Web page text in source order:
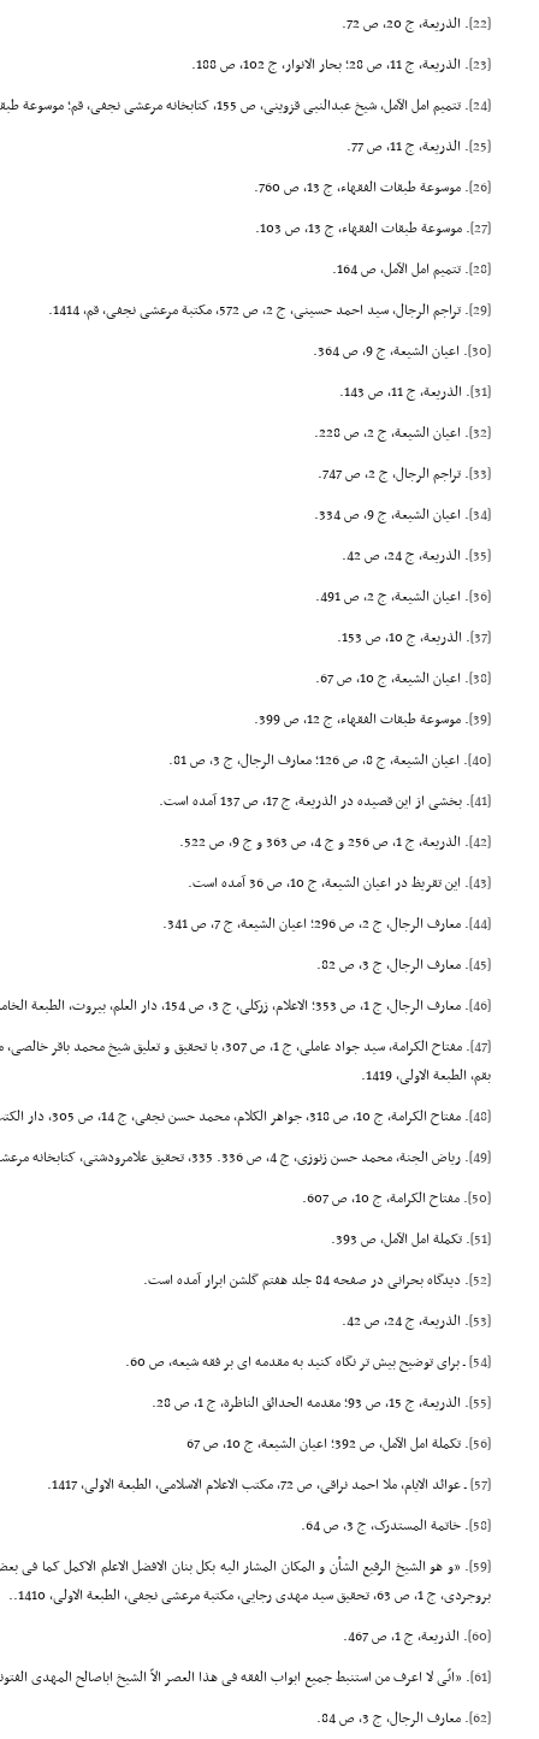
[22]
. الذریعة، ج 20، ص 72.
[23]
. الذریعة، ج 11، ص 28؛ بحار الانوار، ج 102، ص 188.
[24]
. تتمیم امل الآمل، شیخ عبدالنبی قزوینی، ص 155، کتابخانه مرعشی نجفی، قم؛ موسوعة طبقات الفقهاء، ج 13، ص 581.
[25]
. الذریعة، ج 11، ص 77.
[26]
. موسوعة طبقات الفقهاء، ج 13، ص 760.
[27]
. موسوعة طبقات الفقهاء، ج 13، ص 103.
[28]
. تتمیم امل الآمل، ص 164.
[29]
. تراجم الرجال، سید احمد حسینی، ج 2، ص 572، مکتبة مرعشی نجفی، قم، 1414.
[30]
. اعیان الشیعة، ج 9، ص 364.
[31]
. الذریعة، ج 11، ص 143.
[32]
. اعیان الشیعة، ج 2، ص 228.
[33]
. تراجم الرجال، ج 2، ص 747.
[34]
. اعیان الشیعة، ج 9، ص 334.
[35]
. الذریعة، ج 24، ص 42.
[36]
. اعیان الشیعة، ج 2، ص 491.
[37]
. الذریعة، ج 10، ص 153.
[38]
. اعیان الشیعة، ج 10، ص 67.
[39]
. موسوعة طبقات الفقهاء، ج 12، ص 399.
[40]
. اعیان الشیعة، ج 8، ص 126؛ معارف الرجال، ج 3، ص 81.
[41]
. بخشی از این قصیده در الذریعة، ج 17، ص 137 آمده است.
[42]
. الذریعة، ج 1، ص 256 و ج 4، ص 363 و ج 9، ص 522.
[43]
. این تقریظ در اعیان الشیعة، ج 10، ص 36 آمده است.
[44]
. معارف الرجال، ج 2، ص 296؛ اعیان الشیعة، ج 7، ص 341.
[45]
. معارف الرجال، ج 3، ص 82.
[46]
. معارف الرجال، ج 1، ص 353؛ الاعلام، زرکلی، ج 3، ص 154، دار العلم، بیروت، الطبعة الخامسة، 1980.
[47]
. مفتاح الکرامة، سید جواد عاملی، ج 1، ص 307، با تحقیق و
بقم، الطبعة الاولی، 1419.
[48]
. مفتاح الکرامة، ج 10، ص 318، جواهر الکلام، محمد حسن نجفی، ج 14، ص 305، دار الکتب الاسلامیة، تهران، 1365.
[49]
. ریاض الجنة، محمد حسن زنوزی، ج 4، ص 336. 335، تحقیق علامرودشتی، کتابخانه مرعشی نجفی.
[50]
. مفتاح الکرامة، ج 10، ص 607.
[51]
. تکملة امل الآمل، ص 393.
[52]
. دیدگاه بحرانی در صفحه 84 جلد هفتم گلشن ابرار آمده است.
[53]
. الذریعة، ج 24، ص 42.
[54]
ـ برای توضیح بیش تر نگاه کنید به مقدمه ای بر فقه شیعه، ص 60.
[55]
. الذریعة، ج 15، ص 93؛ مقدمه الحدائق الناظرة، ج 1، ص 28.
[56]
. تکملة امل الآمل، ص 392؛ اعیان الشیعة، ج 10، ص 67
[57]
ـ عوائد الایام، ملا احمد نراقی، ص 72، مکتب الاعلام الاسلامی، الطبعة الاولی، 1417.
[58]
. خاتمة المستدرک، ج 3، ص 64.
[59]
. «و هو الشیخ الرفیع الشأن و المکان المشار الیه بکل بنان الافضل الاعلم الاکمل کما فی
بروجردی، ج 1، ص 63، تحقیق سید مهدی رجایی، مکتبة مرعشی نجفی، الطبعة الاولی، 1410..
[60]
. الذریعة، ج 1، ص 467.
[61]
. «انّی لا اعرف من استنبط جمیع ابواب الفقه فی هذا العصر الاّ الشیخ اباصالح المهدی
[62]
. معارف الرجال، ج 3، ص 84.